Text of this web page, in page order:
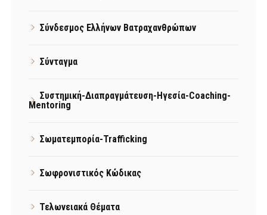
Σύνδεσμος Ελλήνων Βατραχανθρώπων
Σύνταγμα
Συστημική-Διαπραγμάτευση-Ηγεσία-Coaching-
Mentoring
Σωματεμπορία-Trafficking
Σωφρονιστικός Κώδικας
Τελωνειακά Θέματα